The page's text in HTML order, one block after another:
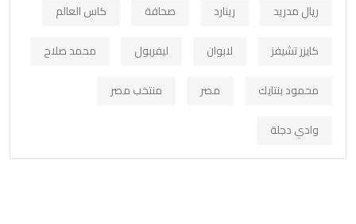
ريال مدريد
رينارد صحافة
كاس العالم
كايزر تشيفز
لابوان ليفربول
محمد صلاح
محمود بنتايك
مصر
منتخب مصر
وادي دجلة